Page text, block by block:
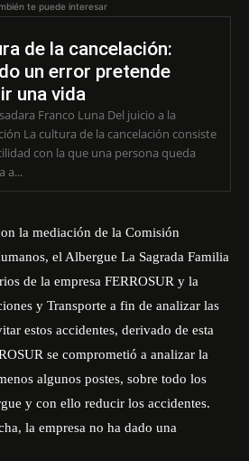
te puede interesar
de la cancelación:
un error pretende
una vida
Franco Luna Del juicio a la
La cultura de la cancelación consiste
con la que una persona queda
a...
la mediación de la Comisión
el Albergue La Sagrada Familia
de la empresa FERROSUR y la
y Transporte a fin de analizar las
estos accidentes, derivado de esta
se comprometió a analizar la
algunos postes, sobre todo los
y con ello reducir los accidentes.
la empresa no ha dado una